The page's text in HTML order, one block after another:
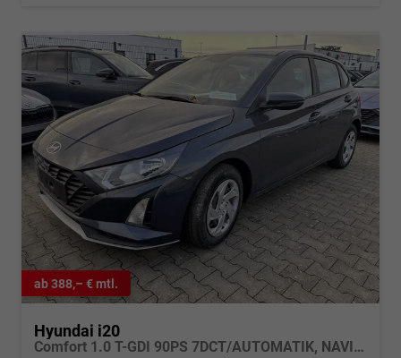
ab 388,– € mtl.
Hyundai i20
Comfort 1.0 T-GDI 90PS 7DCT/AUTOMATIK, NAVI 10,25", Klimaanlage, Parksensoren hinten, Rückfahrkamera, Tempomat, Lederlenkrad, Reserverad, Alarm, Armlehne, ZV mit Fernbedienung, Fernlichtassistent, 4x elektr. Fensterheber